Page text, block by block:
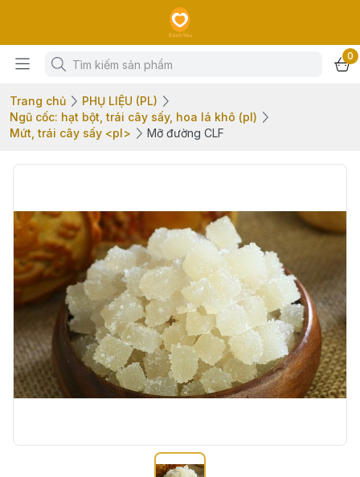
0
Trang chủ
PHỤ LIỆU (PL)
Ngũ cốc: hạt bột, trái cây sấy, hoa lá khô (pl)
Mứt, trái cây sấy <pl>
Mỡ đường CLF